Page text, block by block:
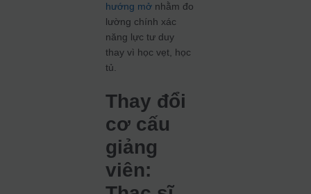
hướng mở nhằm đo
lường chính xác
năng lực tư duy
thay vì học vẹt, học
tủ.
Thay đổi
cơ cấu
giảng
viên: